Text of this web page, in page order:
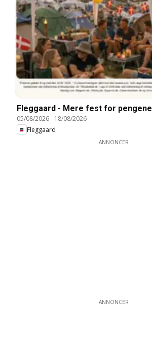
Fleggaard - Mere fest for pengene
05/08/2026- 18/08/2026
Fleggaard
ANNONCER
ANNONCER